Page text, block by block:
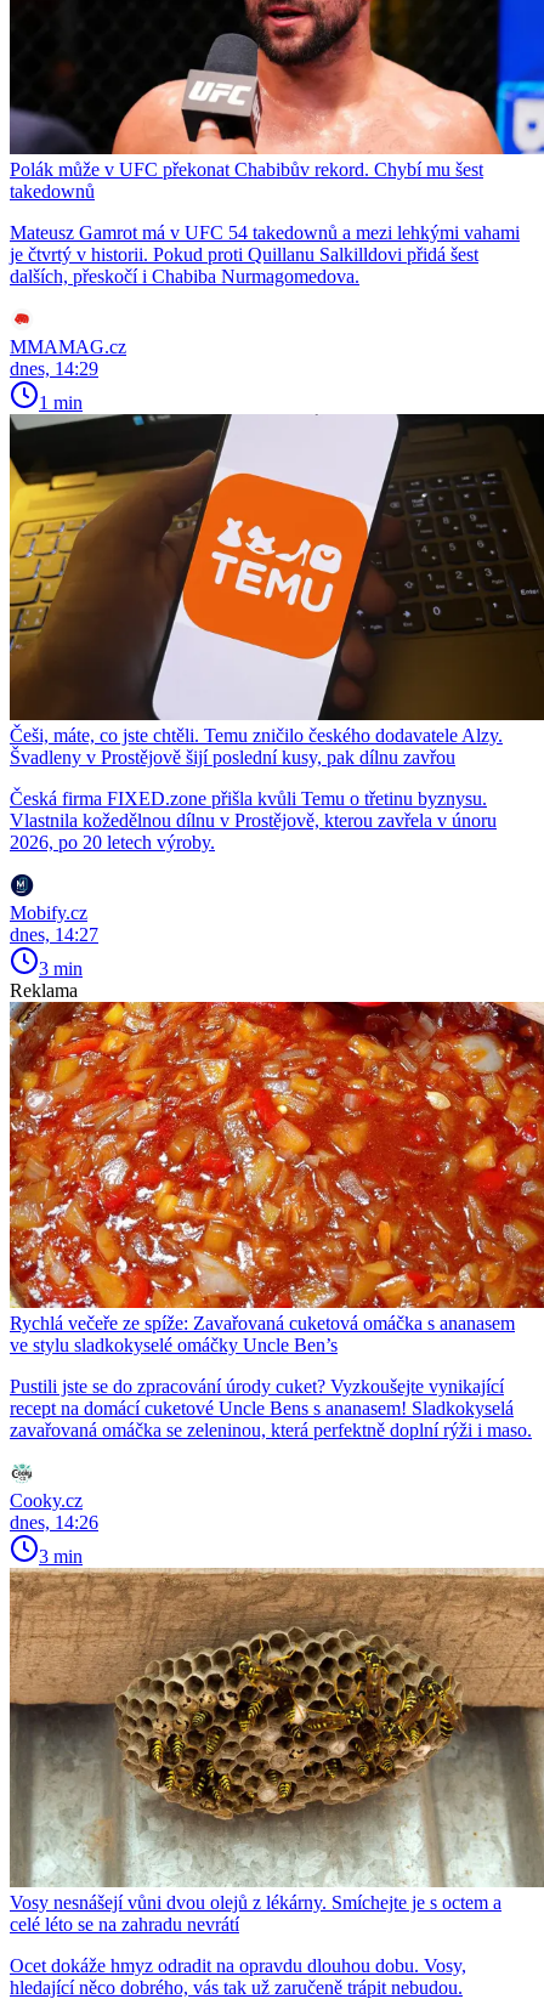
Polák může v UFC překonat Chabibův rekord. Chybí mu šest
takedownů
Mateusz Gamrot má v UFC 54 takedownů a mezi lehkými vahami
je čtvrtý v historii. Pokud proti Quillanu Salkilldovi přidá šest
dalších, přeskočí i Chabiba Nurmagomedova.
MMAMAG.cz
dnes, 14:29
1 min
Češi, máte, co jste chtěli. Temu zničilo českého dodavatele Alzy.
Švadleny v Prostějově šijí poslední kusy, pak dílnu zavřou
Česká firma FIXED.zone přišla kvůli Temu o třetinu byznysu.
Vlastnila kožedělnou dílnu v Prostějově, kterou zavřela v únoru
2026, po 20 letech výroby.
Mobify.cz
dnes, 14:27
3 min
Reklama
Rychlá večeře ze spíže: Zavařovaná cuketová omáčka s ananasem
ve stylu sladkokyselé omáčky Uncle Ben’s
Pustili jste se do zpracování úrody cuket? Vyzkoušejte vynikající
recept na domácí cuketové Uncle Bens s ananasem! Sladkokyselá
zavařovaná omáčka se zeleninou, která perfektně doplní rýži i maso.
Cooky.cz
dnes, 14:26
3 min
Vosy nesnášejí vůni dvou olejů z lékárny. Smíchejte je s octem a
celé léto se na zahradu nevrátí
Ocet dokáže hmyz odradit na opravdu dlouhou dobu. Vosy,
hledající něco dobrého, vás tak už zaručeně trápit nebudou.